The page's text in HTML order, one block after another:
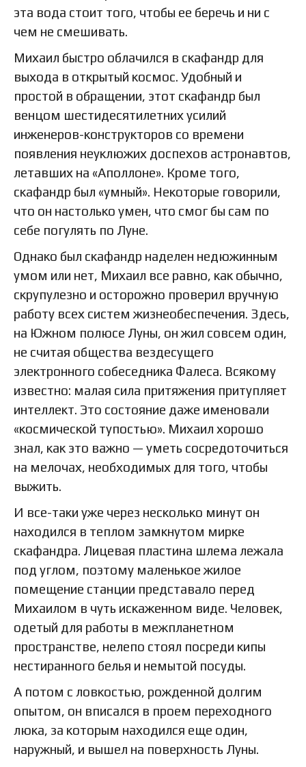
эта вода стоит того, чтобы ее беречь и ни с
чем не смешивать.
Михаил быстро облачился в скафандр для
выхода в открытый космос. Удобный и
простой в обращении, этот скафандр был
венцом шестидесятилетних усилий
инженеров-конструкторов со времени
появления неуклюжих доспехов астронавтов,
летавших на «Аполлоне». Кроме того,
скафандр был «умный». Некоторые говорили,
что он настолько умен, что смог бы сам по
себе погулять по Луне.
Однако был скафандр наделен недюжинным
умом или нет, Михаил все равно, как обычно,
скрупулезно и осторожно проверил вручную
работу всех систем жизнеобеспечения. Здесь,
на Южном полюсе Луны, он жил совсем один,
не считая общества вездесущего
электронного собеседника Фалеса. Всякому
известно: малая сила притяжения притупляет
интеллект. Это состояние даже именовали
«космической тупостью». Михаил хорошо
знал, как это важно — уметь сосредоточиться
на мелочах, необходимых для того, чтобы
выжить.
И все-таки уже через несколько минут он
находился в теплом замкнутом мирке
скафандра. Лицевая пластина шлема лежала
под углом, поэтому маленькое жилое
помещение станции представало перед
Михаилом в чуть искаженном виде. Человек,
одетый для работы в межпланетном
пространстве, нелепо стоял посреди кипы
нестиранного белья и немытой посуды.
А потом с ловкостью, рожденной долгим
опытом, он вписался в проем переходного
люка, за которым находился еще один,
наружный, и вышел на поверхность Луны.